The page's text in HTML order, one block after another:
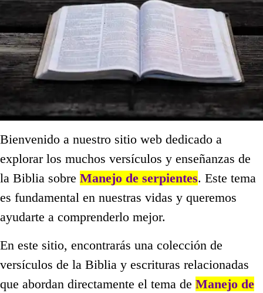
Bienvenido a nuestro sitio web dedicado a
explorar los muchos versículos y enseñanzas de
la Biblia sobre Manejo de serpientes. Este tema
es fundamental en nuestras vidas y queremos
ayudarte a comprenderlo mejor.
En este sitio, encontrarás una colección de
versículos de la Biblia y escrituras relacionadas
que abordan directamente el tema de Manejo de